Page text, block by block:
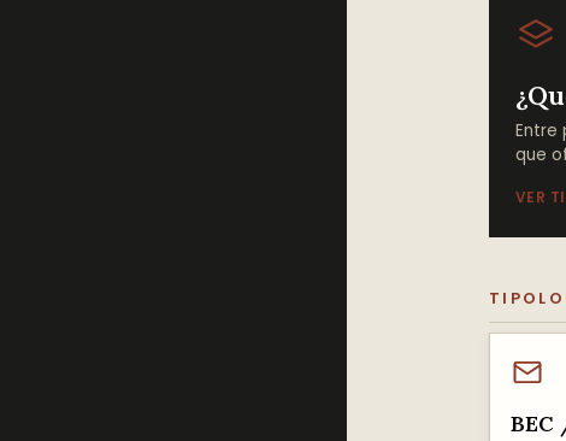
Entre
que
VER
BEC